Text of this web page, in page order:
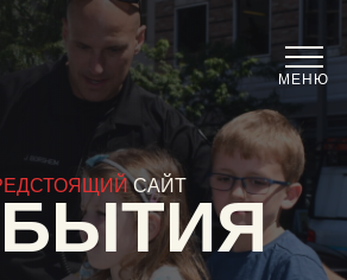
МЕНЮ
САЙТ